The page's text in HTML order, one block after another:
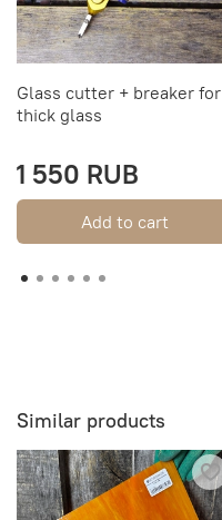
Glass cutter + breaker for
thick glass
1 550 RUB
Add to cart
Similar products